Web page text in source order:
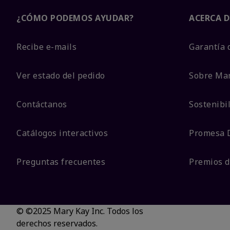
¿CÓMO PODEMOS AYUDAR?
Recibe e-mails
Ver estado del pedido
Contáctanos
Catálogos interactivos
Preguntas frecuentes
ACERCA
Garantía
Sobre
Promesa
Premios
© ©2025 Mary Kay Inc. Todos los
derechos reservados.